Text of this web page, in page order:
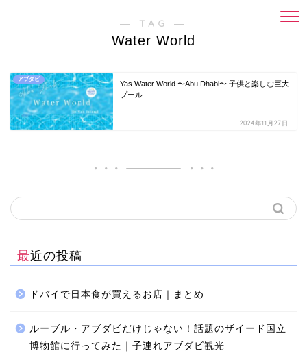
― TAG ―
Water World
アブダビ
Yas Water World 〜Abu Dhabi〜 子供と楽しむ巨大
プール
2024年11月27日
最近の投稿
ドバイで日本食が買えるお店｜まとめ
ルーブル・アブダビだけじゃない！話題のザイード国立
博物館に行ってみた｜子連れアブダビ観光